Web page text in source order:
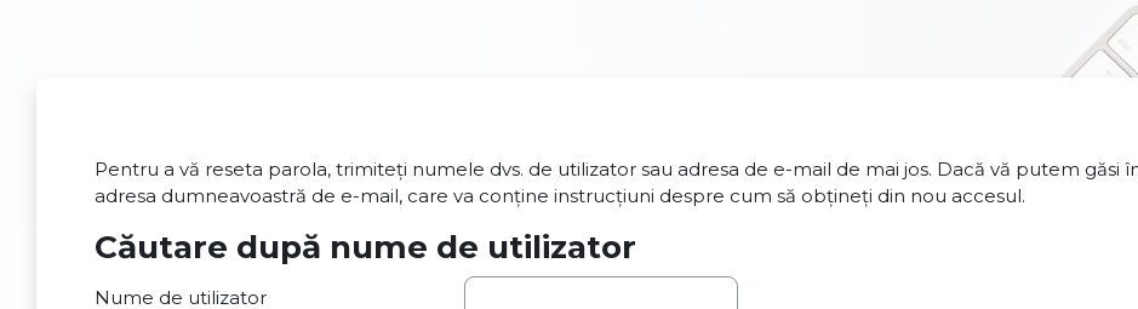
Pentru a vă reseta parola, trimiteți numele dvs. de utilizator sau adresa de e-mail de mai jos. Dacă vă putem găsi
adresa dumneavoastră de e-mail, care va conține instrucțiuni despre cum să obțineți din nou accesul.
Căutare după nume de utilizator
Căutare după nume de utilizator
Nume de utilizator